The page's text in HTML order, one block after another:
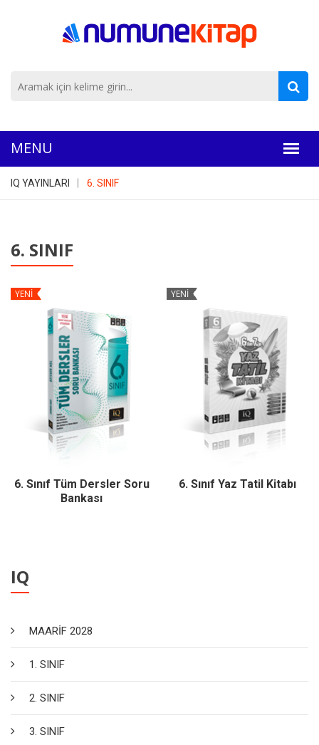
IQ YAYINLARI 6. SINIF
IQ
MAARİF 2028
1. SINIF
2. SINIF
3. SINIF
6. SINIF
YENİ
6. Sınıf Tüm Dersler Soru
Bankası
YENİ
6. Sınıf Yaz Tatil Kitabı